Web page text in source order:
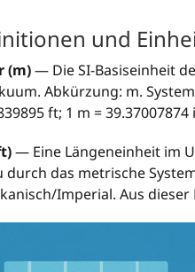
und
(m)— Die SI-Basiseinheit
Abkürzung: m.
ft; 1 m = 39.37007874
— Eine Längeneinheit im
durch das metrische
Imperial. Aus